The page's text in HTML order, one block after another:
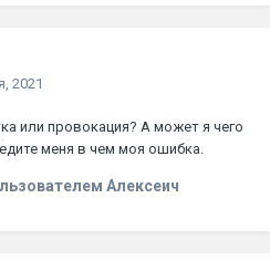
2021
или провокация? А может я чего
меня в чем моя ошибка.
Алексеич